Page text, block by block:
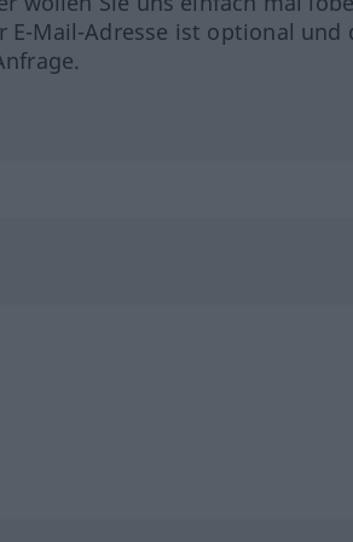
E-Mail-Adresse ist optional und